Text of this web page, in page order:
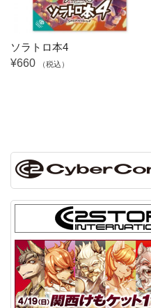
ソラトロ本4
¥660
（税込）